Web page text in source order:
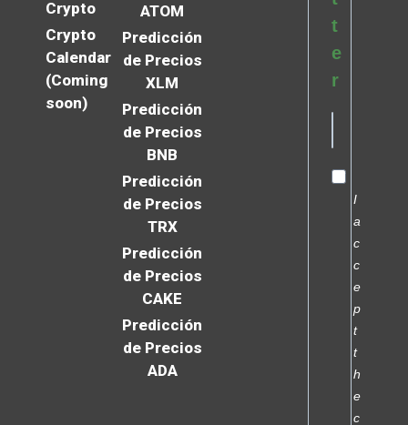
Crypto
Crypto
Calendar
(Coming
soon)
ATOM
Predicción
de Precios
XLM
Predicción
de Precios
BNB
Predicción
de Precios
TRX
Predicción
de Precios
CAKE
Predicción
de Precios
ADA
t
e
r
I
a
c
c
e
p
t
t
h
e
c